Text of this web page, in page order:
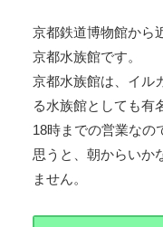
京都鉄道博物館から
京都水族館です。
京都水族館は、イル
る水族館としても有
18時までの営業なの
思うと、朝からいか
ません。